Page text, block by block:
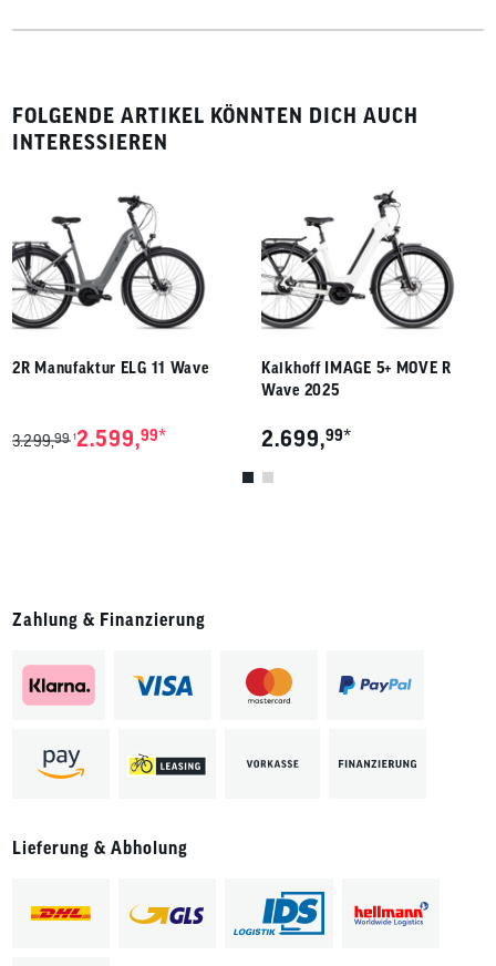
FOLGENDE ARTIKEL KÖNNTEN DICH AUCH
INTERESSIEREN
2R Manufaktur ELG 11 Wave
3.299,99 12.599,99*
Kalkhoff IMAGE 5+ MOVE R
Wave 2025
2.699,99*
Zahlung & Finanzierung
Lieferung & Abholung